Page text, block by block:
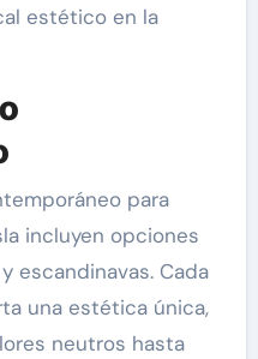
estético en la
para
incluyen opciones
escandinavas. Cada
una estética única,
neutros hasta